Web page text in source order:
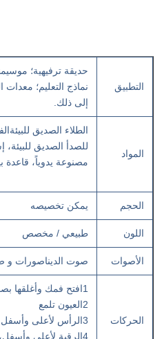
التطبيق
حديقة ترفيهية؛
نماذج التعليم؛
إلى ذلك.
المواد
الطلاء الصديق للبيئة
للصدأ الصديق للبيئة،
مصنوعة يدوياً، قاعدة
الحجم يمكن تخصيصه
اللون طبيعي / مخصص
الأصوات صوت الديناصورات
الحركات
1افتح فمك وأغلقها بصوت صاخب
2العيون تلمع
3الرأس لأعلى وأسفل، من اليسار إلى اليمين
4الرقبة لأعلى وأسفل، من اليسار إلى اليمين